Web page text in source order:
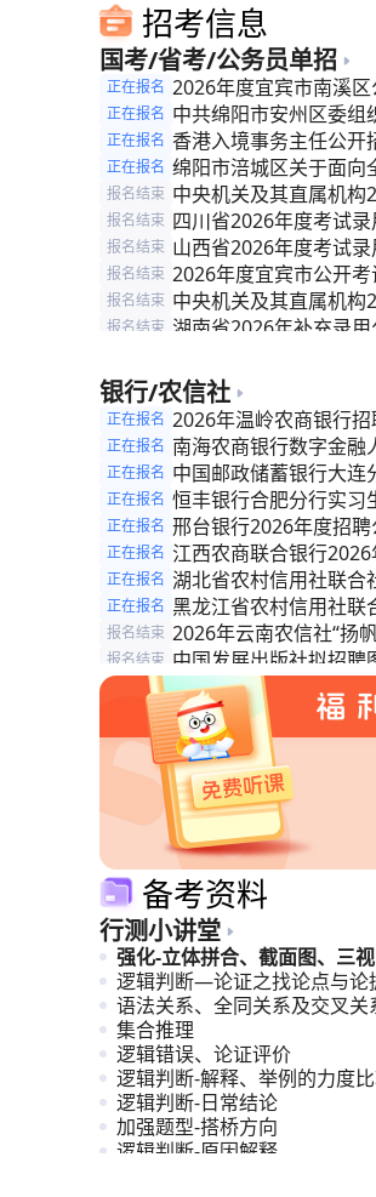
招考信息
国考/省考/公务员单招
正在报名 2026年度宜宾市南溪
照管理人员）的公告
正在报名 中共绵阳市安州区委组
考调公务员（参照管理
正在报名 香港入境事务主任公开
正在报名 绵阳市涪城区关于面向
务员(参照管理人员)的
报名结束 中央机关及其直属机构
务员公告
报名结束 四川省2026年度考试
工作人员）补充录用公
报名结束 山西省2026年度考试
告
报名结束 2026年度宜宾市公开
报名结束 中央机关及其直属机构
务员公告
报名结束 湖南省2026年补充录
告
报名结束 2026年度济宁市各级机
告
报名结束 新疆维吾尔自治区法院
录法官助理公告
报名结束
阿里地区关于2026年度
干中招录（聘）公务员
告
银行/农信社
正在报名 2026年温岭农商银行
正在报名 南海农商银行数字金融
正在报名 中国邮政储蓄银行大连
会招聘
正在报名 恒丰银行合肥分行实习
正在报名 邢台银行2026年度招聘
正在报名 江西农商联合银行
公告
正在报名 湖北省农村信用社联合
年度招聘劳务派遣科技
批）
正在报名 黑龙江省农村信用社联
报名结束 2026年云南农信社“扬
报名结束 中国发展出版社拟招聘
报名结束 安徽省农村信用社联合
招聘公告
报名结束 安徽省农村信用社联合
备考资料
行测小讲堂
强化-立体拼合、截面图、三
逻辑判断—论证之找论点与论
语法关系、全同关系及交叉关
集合推理
逻辑错误、论证评价
逻辑判断-解释、举例的力度
逻辑判断-日常结论
加强题型-搭桥方向
逻辑判断-原因解释